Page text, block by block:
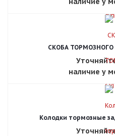
СКОБА ТОРМОЗНОГО
наличие у
Колодки тормозные